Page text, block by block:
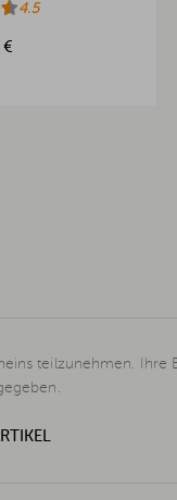
4.5
€
teilzunehmen.